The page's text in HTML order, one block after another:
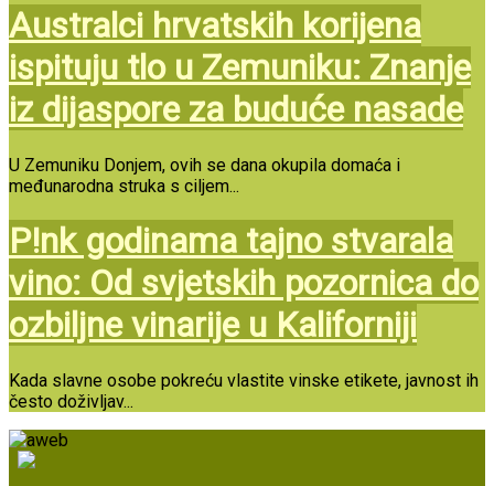
Australci hrvatskih korijena
ispituju tlo u Zemuniku: Znanje
iz dijaspore za buduće nasade
U Zemuniku Donjem, ovih se dana okupila domaća i
međunarodna struka s ciljem...
P!nk godinama tajno stvarala
vino: Od svjetskih pozornica do
ozbiljne vinarije u Kaliforniji
Kada slavne osobe pokreću vlastite vinske etikete, javnost ih
često doživljav...